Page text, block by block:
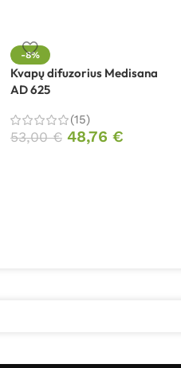
-8%
Kvapų difuzorius Medisana
AD 625
(15)
53,00€ 48,76 €